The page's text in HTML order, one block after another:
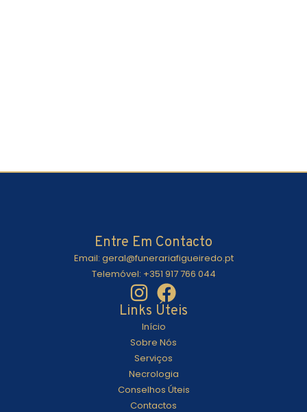
Links Úteis
Início
Sobre Nós
Serviços
Necrologia
Conselhos Úteis
Contactos
Entre Em Contacto
Email: geral@funerariafigueiredo.pt
Telemóvel: +351 917 766 044